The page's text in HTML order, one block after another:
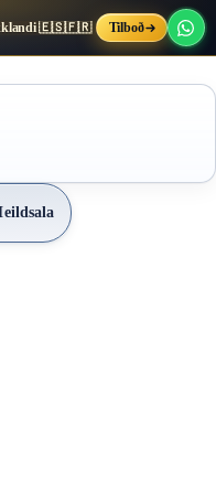
🇪🇸🇫🇷 Tilboð